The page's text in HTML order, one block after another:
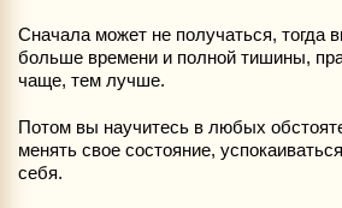
Сначала может не получаться, тогда
больше времени и полной тишины,
чаще, тем лучше.
Потом вы научитесь в любых
менять свое состояние,
себя.